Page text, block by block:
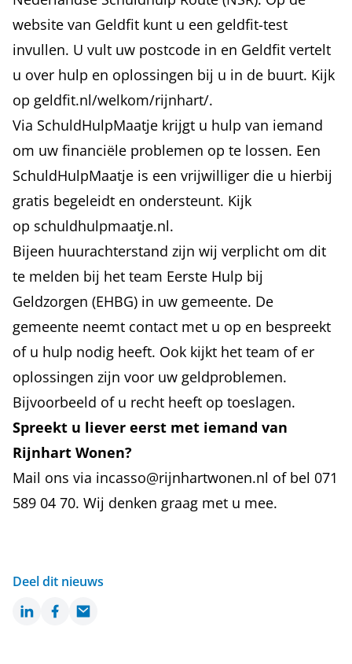
website van Geldfit kunt u een geldfit-test
invullen. U vult uw postcode in en Geldfit vertelt
u over hulp en oplossingen bij u in de buurt. Kijk
op geldfit.nl/welkom/rijnhart/.
Via SchuldHulpMaatje krijgt u hulp van iemand
om uw financiële problemen op te lossen. Een
SchuldHulpMaatje is een vrijwilliger die u hierbij
gratis begeleidt en ondersteunt. Kijk
op schuldhulpmaatje.nl.
Bijeen huurachterstand zijn wij verplicht om dit
te melden bij het team Eerste Hulp bij
Geldzorgen (EHBG) in uw gemeente. De
gemeente neemt contact met u op en bespreekt
of u hulp nodig heeft. Ook kijkt het team of er
oplossingen zijn voor uw geldproblemen.
Bijvoorbeeld of u recht heeft op toeslagen.
Spreekt u liever eerst met iemand van
Rijnhart Wonen?
Mail ons via incasso@rijnhartwonen.nl of bel 071
589 04 70. Wij denken graag met u mee.
Deel dit nieuws
LinkedInFacebook
Email